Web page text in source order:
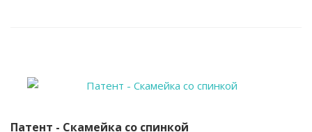
Патент - Скамейка со спинкой